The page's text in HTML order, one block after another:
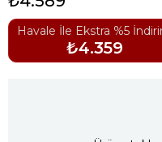
Havale İle Ekstra %5
₺4.359